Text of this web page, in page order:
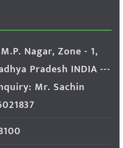
Nagar, Zone - 1,
Pradesh INDIA ---
Mr. Sachin